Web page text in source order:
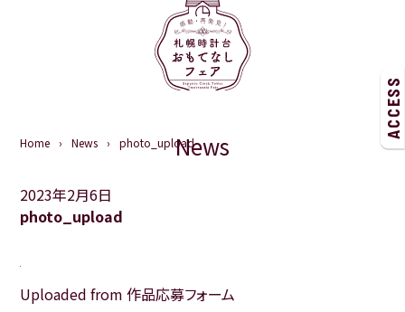
ACCESS
Home News photo_uploadNews
2023年2月6日
photo_upload
Uploaded from 作品応募フォーム